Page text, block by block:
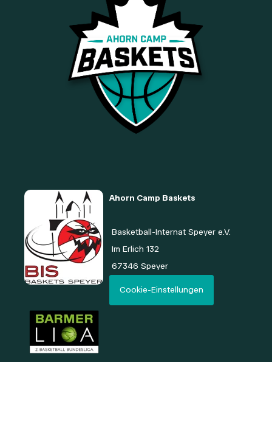
Ahorn Camp Baskets
Basketball-Internat Speyer e.V.
Im Erlich 132
67346 Speyer
Cookie-Einstellungen